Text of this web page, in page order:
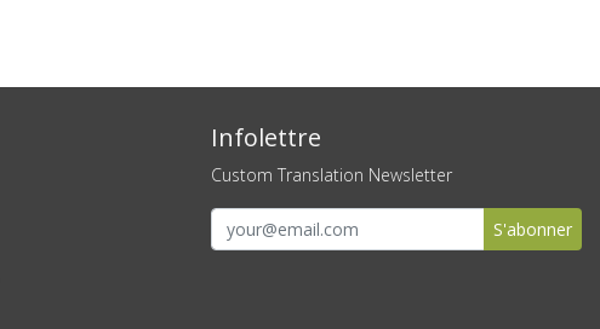
Infolettre
Custom Translation Newsletter
S'abonner